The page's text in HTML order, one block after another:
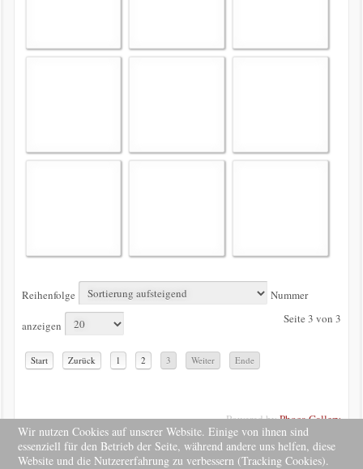
Reihenfolge Nummer
anzeigen
Seite 3 von 3
Start Zurück 1 2 3 Weiter Ende
Powered byPhoca Gallery
Wir nutzen Cookies auf unserer Website. Einige von ihnen sind
essenziell für den Betrieb der Seite, während andere uns helfen, diese
Website und die Nutzererfahrung zu verbessern (Tracking Cookies).